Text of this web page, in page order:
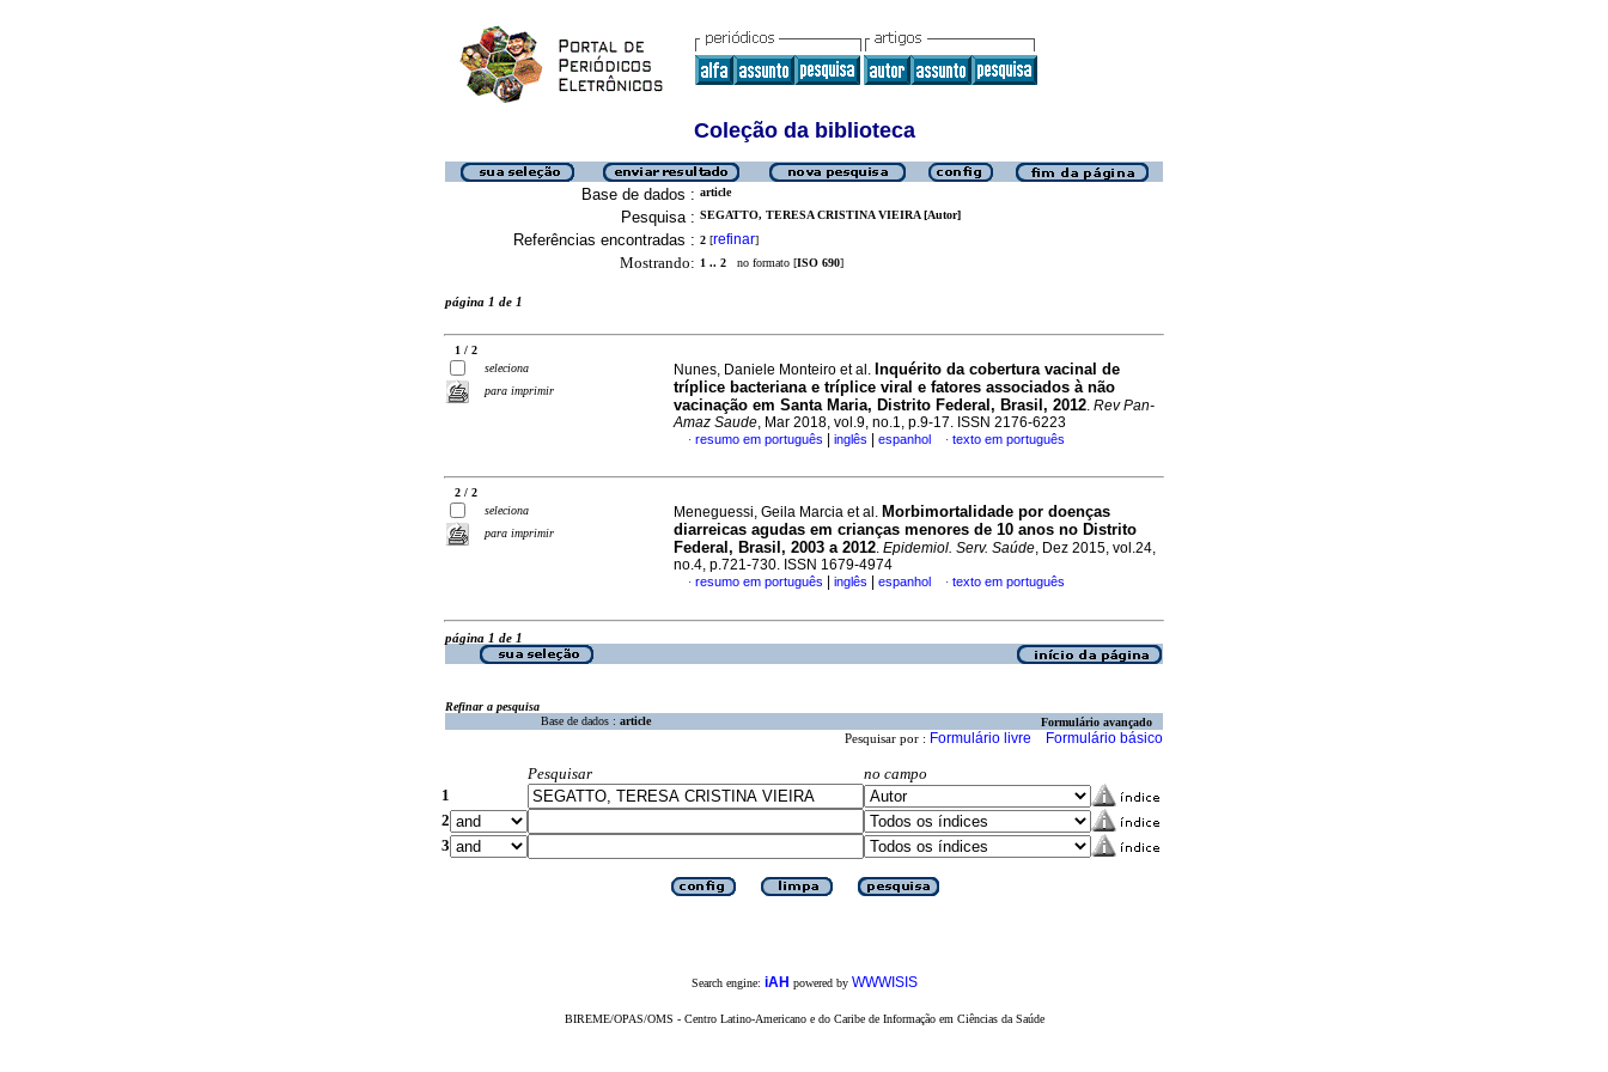
Coleção da biblioteca
Base de dados : article
Pesquisa : SEGATTO, TERESA CRISTINA VIEIRA [Autor]
Referências encontradas : 2 [refinar]
Mostrando: 1 .. 2 no formato [ISO 690]
página 1 de 1
1 / 2
seleciona
para imprimir
Nunes, Daniele Monteiro et al. Inquérito da cobertura vacinal de
tríplice bacteriana e tríplice viral e fatores associados à não
vacinação em Santa Maria, Distrito Federal, Brasil, 2012. Rev Pan-
Amaz Saude, Mar 2018, vol.9, no.1, p.9-17. ISSN 2176-6223
· resumo em português inglês espanhol · texto em português
2 / 2
seleciona
para imprimir
Meneguessi, Geila Marcia et al. Morbimortalidade por doenças
diarreicas agudas em crianças menores de 10 anos no Distrito
Federal, Brasil, 2003 a 2012. Epidemiol. Serv. Saúde, Dez 2015, vol.24,
no.4, p.721-730. ISSN 1679-4974
· resumo em português inglês espanhol · texto em português
página 1 de 1
Refinar a pesquisa
Base de dados : article Formulário avançado
Pesquisar por : Formulário livre Formulário básico
Pesquisar
no campo
1
2
3
Search engine: iAH powered by WWWISIS
BIREME/OPAS/OMS - Centro Latino-Americano e do Caribe de Informação em Ciências da Saúde